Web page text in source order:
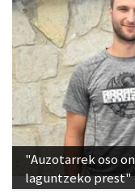
"Auzotarrek oso
laguntzeko prest"